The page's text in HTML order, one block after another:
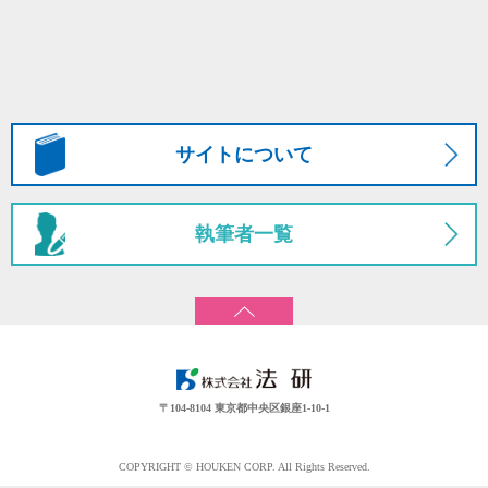
サイトについて
執筆者一覧
〒104-8104 東京都中央区銀座1-10-1
COPYRIGHT © HOUKEN CORP. All Rights Reserved.